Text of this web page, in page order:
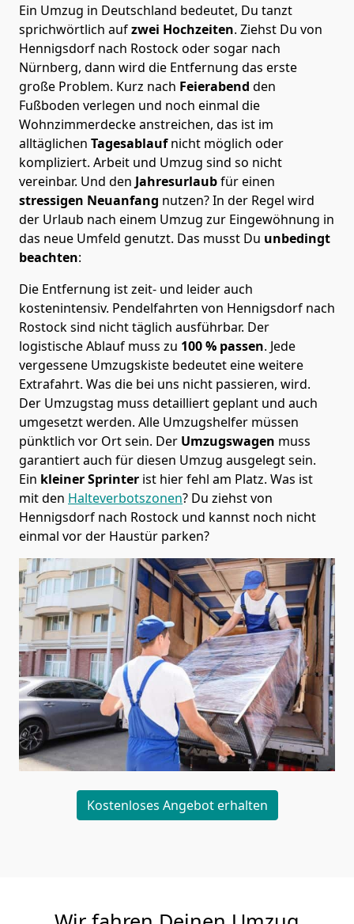
Ein Umzug in Deutschland bedeutet, Du tanzt
sprichwörtlich aufzwei Hochzeiten. Ziehst Du von
Hennigsdorf nach Rostock oder sogar nach
Nürnberg, dann wird die Entfernung das erste
große Problem. Kurz nach Feierabend den
Fußboden verlegen und noch einmal die
Wohnzimmerdecke anstreichen, das ist im
alltäglichen Tagesablaufnicht möglich oder
kompliziert. Arbeit und Umzug sind so nicht
vereinbar. Und den Jahresurlaubfür einen
stressigen Neuanfang nutzen? In der Regel wird
der Urlaub nach einem Umzug zur Eingewöhnung in
das neue Umfeld genutzt. Das musst Du unbedingt
beachten:
Die Entfernung ist zeit- und leider auch
kostenintensiv. Pendelfahrten von Hennigsdorf nach
Rostock sind nicht täglich ausführbar. Der
logistische Ablauf muss zu 100 % passen. Jede
vergessene Umzugskiste bedeutet eine weitere
Extrafahrt. Was die bei uns nicht passieren, wird.
Der Umzugstag muss detailliert geplant und auch
umgesetzt werden. Alle Umzugshelfer müssen
pünktlich vor Ort sein. Der Umzugswagen muss
garantiert auch für diesen Umzug ausgelegt sein.
Ein kleiner Sprinter ist hier fehl am Platz. Was ist
mit den Halteverbotszonen? Du ziehst von
Hennigsdorf nach Rostock und kannst noch nicht
einmal vor der Haustür parken?
Kostenloses Angebot erhalten